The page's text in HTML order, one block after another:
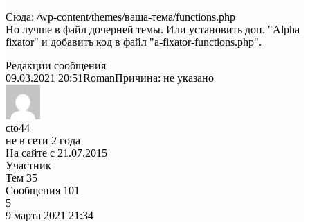
Сюда: /wp-content/themes/ваша-тема/functions.php
Но лучше в файл дочерней темы. Или установить доп. "Alpha
fixator" и добавить код в файл "a-fixator-functions.php".
Редакции сообщения
09.03.2021 20:51RomanПричина: не указано
cto44
не в сети 2 года
На сайте с 21.07.2015
Участник
Тем 35
Сообщения 101
5
9 марта 2021 21:34